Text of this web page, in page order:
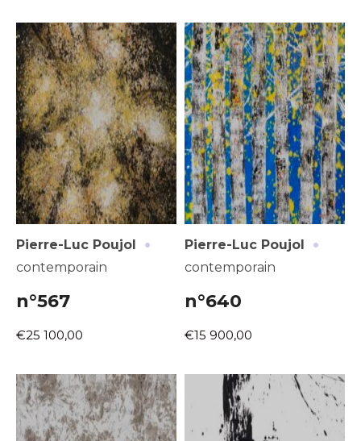
Pierre-Luc Poujol ·
contemporain
n°567
€25 100,00
Pierre-Luc Poujol ·
contemporain
n°640
€15 900,00